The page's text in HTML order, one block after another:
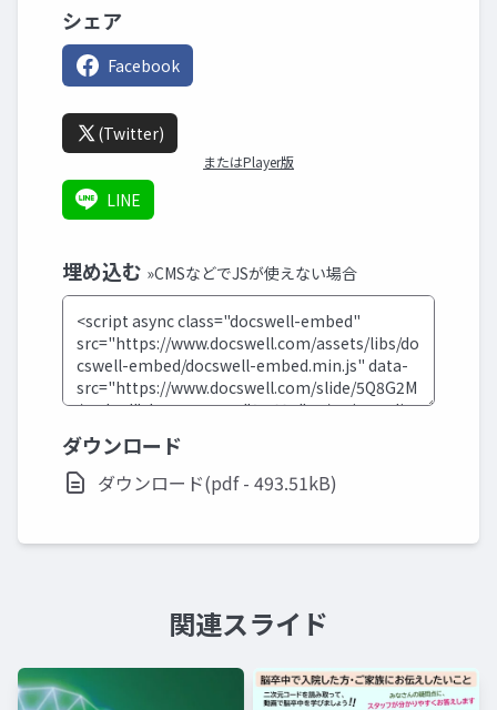
シェア
Facebook
(Twitter)
またはPlayer版
LINE
埋め込む »CMSなどでJSが使えない場合
ダウンロード
ダウンロード(pdf - 493.51kB)
関連スライド